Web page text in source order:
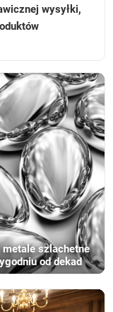
wysyłki,
metale szlachetne
od dekad